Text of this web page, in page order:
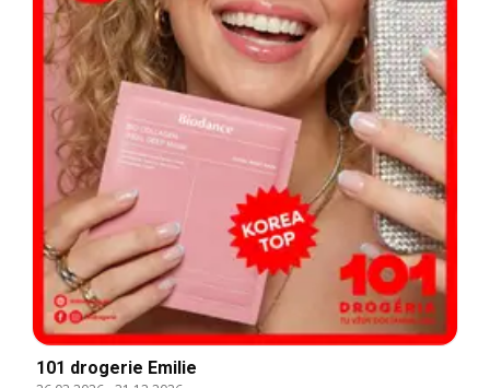
101 drogerie Emilie